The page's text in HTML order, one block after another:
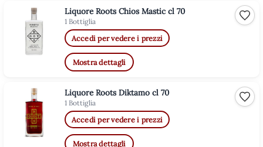
Liquore Roots Chios Mastic cl 70
1 Bottiglia
Accedi per vedere i prezzi
Mostra dettagli
Liquore Roots Diktamo cl 70
1 Bottiglia
Accedi per vedere i prezzi
Mostra dettagli